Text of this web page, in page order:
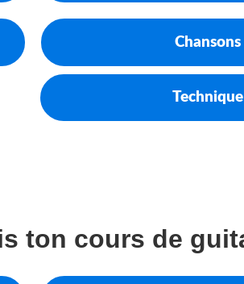
Chansons
Technique
ton cours de